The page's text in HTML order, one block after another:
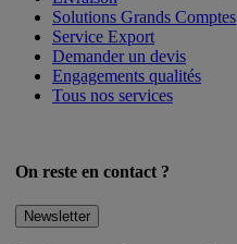
Solutions Grands Comptes
Service Export
Demander un devis
Engagements qualités
Tous nos services
On reste en contact ?
Newsletter